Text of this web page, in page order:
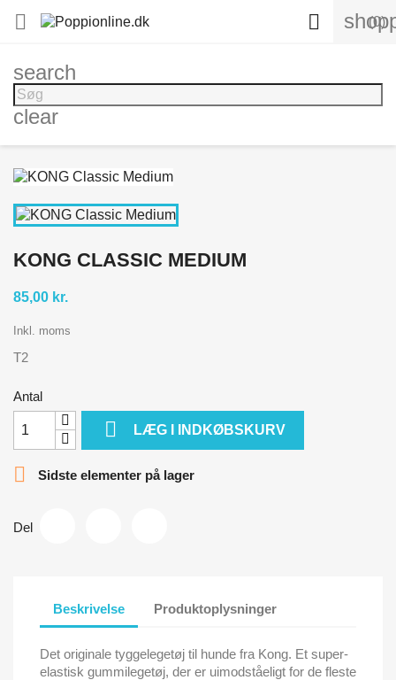
 (0)

search
clear
KONG CLASSIC MEDIUM
85,00 kr.
Inkl. moms
T2
Antal
 LÆG I INDKØBSKURV
 Sidste elementer på lager
Del
Beskrivelse Produktoplysninger
Det originale tyggelegetøj til hunde fra Kong. Et super-
elastisk gummilegetøj, der er uimodståeligt for de fleste